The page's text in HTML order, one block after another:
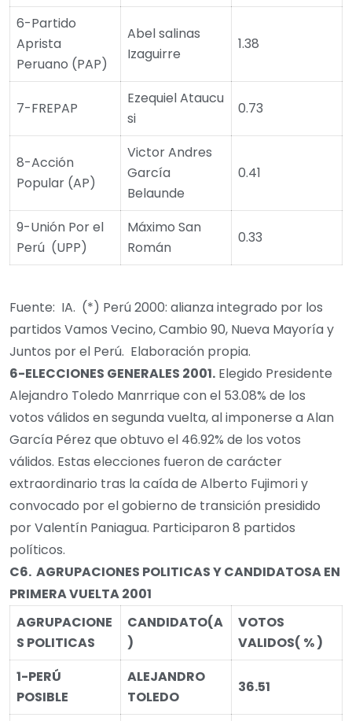
6-Partido
Aprista
Peruano (PAP)
Abel salinas
Izaguirre
1.38
7-FREPAP
Ezequiel Ataucu
si
0.73
8-Acción
Popular (AP)
Victor Andres
García
Belaunde
0.41
9-Unión Por el
Perú (UPP)
Máximo San
Román
0.33
Fuente: IA. (*) Perú 2000: alianza integrado por los
partidos Vamos Vecino, Cambio 90, Nueva Mayoría y
Juntos por el Perú. Elaboración propia.
6-ELECCIONES GENERALES 2001. Elegido Presidente
Alejandro Toledo Manrrique con el 53.08% de los
votos válidos en segunda vuelta, al imponerse a Alan
García Pérez que obtuvo el 46.92% de los votos
válidos. Estas elecciones fueron de carácter
extraordinario tras la caída de Alberto Fujimori y
convocado por el gobierno de transición presidido
por Valentín Paniagua. Participaron 8 partidos
políticos.
C6. AGRUPACIONES POLITICAS Y CANDIDATOSA EN
PRIMERA VUELTA 2001
AGRUPACIONE
S POLITICAS
CANDIDATO(A
)
VOTOS
VALIDOS( % )
1-PERÚ
POSIBLE
ALEJANDRO
TOLEDO
36.51